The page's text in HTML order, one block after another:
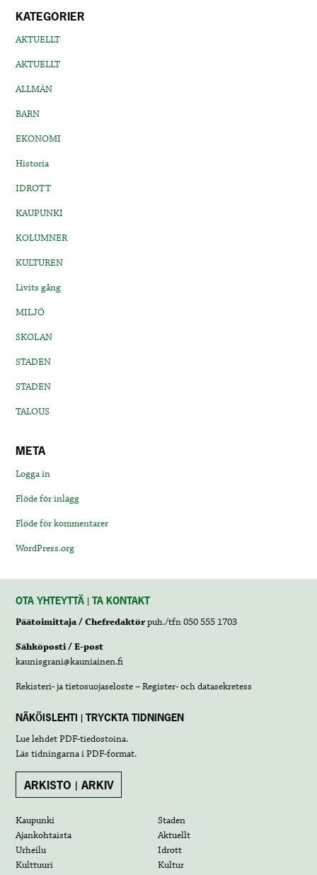
KATEGORIER
AKTUELLT
AKTUELLT
ALLMÄN
BARN
EKONOMI
Historia
IDROTT
KAUPUNKI
KOLUMNER
KULTUREN
Livits gång
MILJÖ
SKOLAN
STADEN
STADEN
TALOUS
META
Logga in
Flöde för inlägg
Flöde för kommentarer
WordPress.org
OTA YHTEYTTÄ | TA KONTAKT
Päätoimittaja / Chefredaktörpuh./tfn 050 555 1703
Sähköposti / E-post
kaunisgrani@kauniainen.fi
Rekisteri- ja tietosuojaseloste – Register- och datasekretess
NÄKÖISLEHTI | TRYCKTA TIDNINGEN
Lue lehdetPDF-tiedostoina.
Läs tidningarna iPDF-format.
ARKISTO | ARKIV
Kaupunki
Staden
Ajankohtaista
Aktuellt
Urheilu
Idrott
Kulttuuri
Kultur